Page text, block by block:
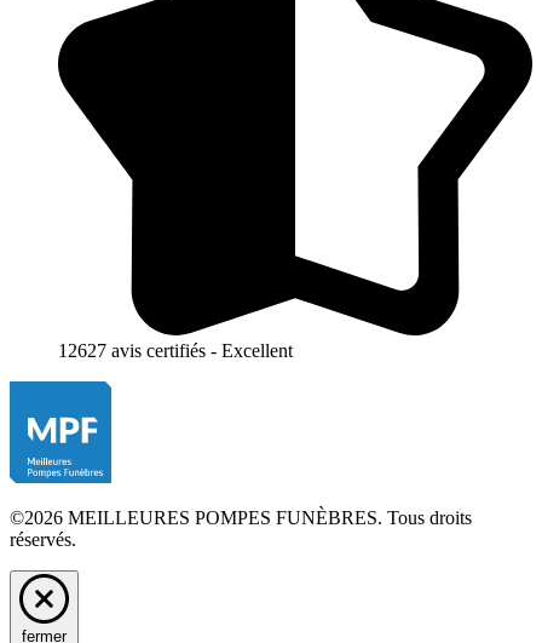
12627 avis certifiés - Excellent
©2026 MEILLEURES POMPES FUNÈBRES. Tous droits
réservés.
fermer